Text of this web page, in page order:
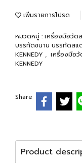
เพิ่มรายการโปรด
หมวดหมู่ : เครื่องมือวัดล
บรรทัดขนาน บรรทัดสแ
KENNEDY , เครื่องมือวั
KENNEDY
Share
Product